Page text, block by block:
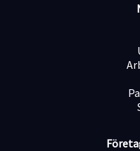
En inspirerande
Lön enligt
En arbetsplats som
PRAKTISK